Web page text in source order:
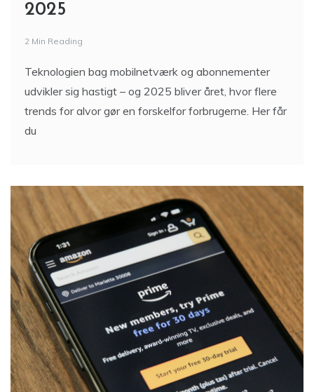
2025
2 Min Reading
Teknologien bag mobilnetværk og abonnementer
udvikler sig hastigt – og 2025 bliver året, hvor flere
trends for alvor gør en forskelfor forbrugerne. Her får
du